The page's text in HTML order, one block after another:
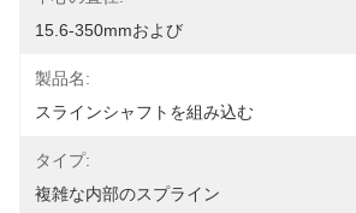
15.6-350mmおよび
製品名:
スラインシャフトを組み込む
タイプ:
複雑な内部のスプライン